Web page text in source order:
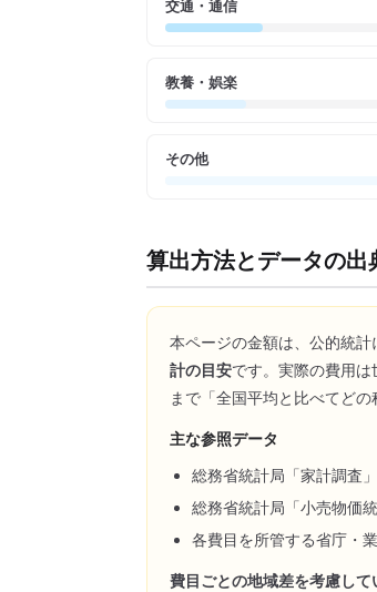
交通・通信
教養・娯楽
その他
算出方法とデータの出
本ページの金額は、公的統計
計の目安です。実際の費用
まで「全国平均と比べてど
主な参照データ
総務省統計局「家計調査
総務省統計局「小売物価
各費目を所管する省庁・
費目ごとの地域差を考慮して